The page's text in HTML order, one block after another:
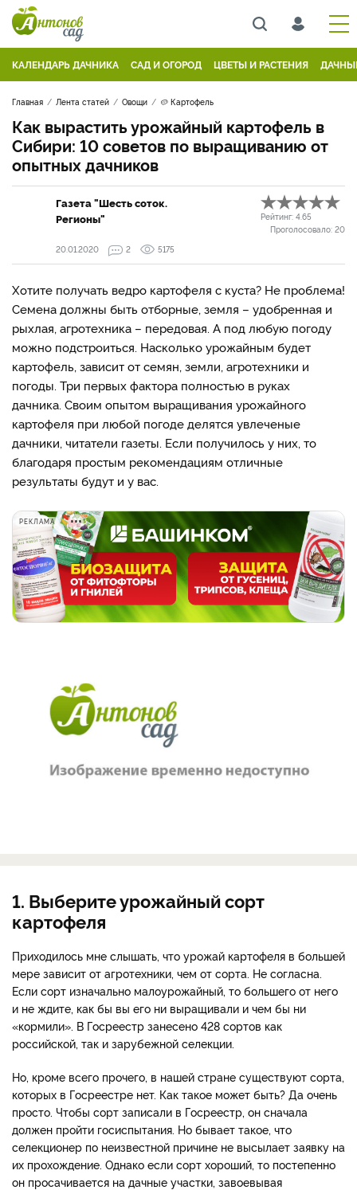
КАЛЕНДАРЬ ДАЧНИКА САД И ОГОРОД ЦВЕТЫ И РАСТЕНИЯ
Главная Лента статей Овощи 🥔 Картофель
Как вырастить урожайный картофель в
Сибири: 10 советов по выращиванию от
опытных дачников
Газета "Шесть соток.
Регионы"
Рейтинг: 4.65
Проголосовало: 20
20.01.2020
2 5175
Хотите получать ведро картофеля с куста? Не проблема!
Семена должны быть отборные, земля – удобренная и
рыхлая, агротехника – передовая. А под любую погоду
можно подстроиться. Насколько урожайным будет
картофель, зависит от семян, земли, агротехники и
погоды. Три первых фактора полностью в руках
дачника. Своим опытом выращивания урожайного
картофеля при любой погоде делятся увлеченые
дачники, читатели газеты. Если получилось у них, то
благодаря простым рекомендациям отличные
результаты будут и у вас.
РЕКЛАМА
1. Выберите урожайный сорт
картофеля
Приходилось мне слышать, что урожай картофеля в большей
мере зависит от агротехники, чем от сорта. Не согласна.
Если сорт изначально малоурожайный, то большего от него
и не ждите, как бы вы его ни выращивали и чем бы ни
«кормили». В Госреестр занесено 428 сортов как
российской, так и зарубежной селекции.
Но, кроме всего прочего, в нашей стране существуют сорта,
которых в Госреестре нет. Как такое может быть? Да очень
просто. Чтобы сорт записали в Госреестр, он сначала
должен пройти госиспытания. Но бывает такое, что
селекционер по неизвестной причине не высылает заявку на
их прохождение. Однако если сорт хороший, то постепенно
он просачивается на дачные участки, завоевывая